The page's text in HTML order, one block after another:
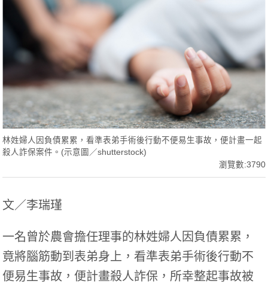
林姓婦人因負債累累，看準表弟手術後行動不便易生事故，便計畫一起
殺人詐保案件。(示意圖／shutterstock)
瀏覽數:3790
文／李瑞瑾
一名曾於農會擔任理事的林姓婦人因負債累累，
竟將腦筋動到表弟身上，看準表弟手術後行動不
便易生事故，便計畫殺人詐保，所幸整起事故被